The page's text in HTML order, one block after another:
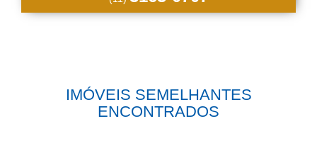
IMÓVEIS SEMELHANTES
ENCONTRADOS